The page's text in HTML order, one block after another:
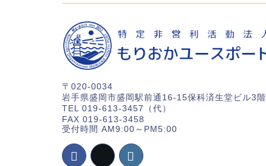
〒020-0034
岩手県盛岡市盛岡駅前通16-15保科済生堂ビル3階
TEL 019-613-3457（代）
FAX 019-613-3458
受付時間 AM9:00～PM5:00